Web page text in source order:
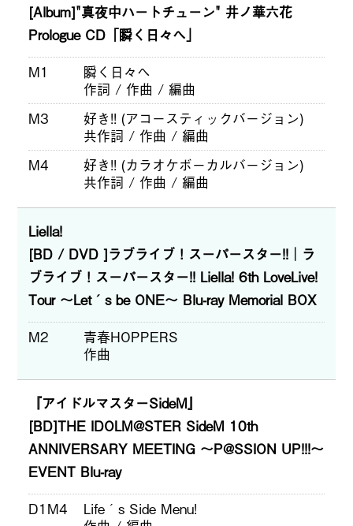
[Album]"真夜中ハートチューン" 井ノ華六花
Prologue CD「瞬く日々へ」
M1
瞬く日々へ
作詞 / 作曲 / 編曲
M3
好き!! (アコースティックバージョン)
共作詞 / 作曲 / 編曲
M4
好き!! (カラオケボーカルバージョン)
共作詞 / 作曲 / 編曲
Liella!
[BD / DVD ]ラブライブ！スーパースター!!│ラ
ブライブ！スーパースター!! Liella! 6th LoveLive!
Tour ～Let´s be ONE～ Blu-ray Memorial BOX
M2
青春HOPPERS
作曲
『アイドルマスターSideM』
[BD]THE IDOLM@STER SideM 10th
ANNIVERSARY MEETING ～P@SSION UP!!!～
EVENT Blu-ray
D1M4
Life´s Side Menu!